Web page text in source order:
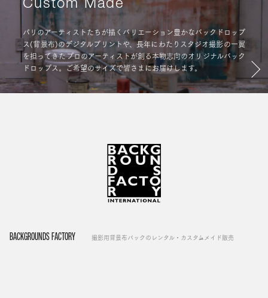
Custom Made
パリのアーティストたちが描くバリエーション豊かなバックドロップ
ス(背景布)のデジタルプリントや、長年にわたりスタジオ撮影の一翼
を担ってきたプロのアーティストが創る本物志向のオリジナルバック
ドロップス。ご希望のサイズで皆さまにお届けします。
BACKGROUNDS FACTORY 撮影用背景布バックのレンタル・カスタムメイド販売